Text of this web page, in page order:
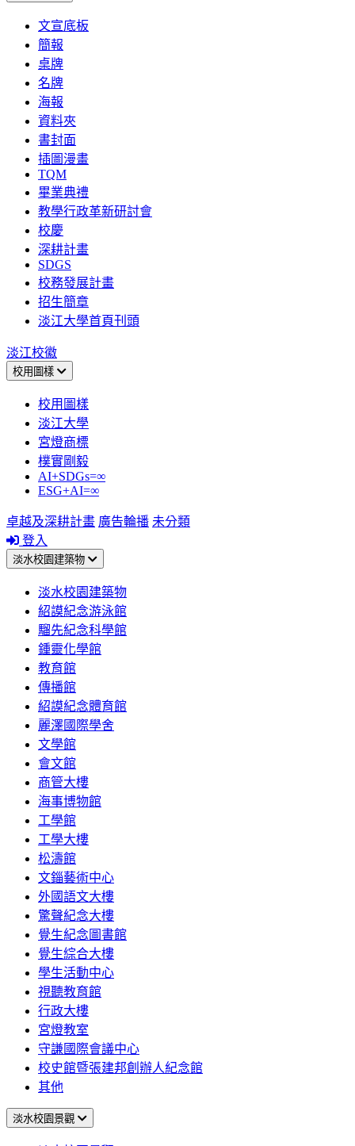
文宣底板
簡報
桌牌
名牌
海報
資料夾
書封面
插圖漫畫
TQM
畢業典禮
教學行政革新研討會
校慶
深耕計畫
SDGS
校務發展計畫
招生簡章
淡江大學首頁刊頭
淡江校徽
校用圖樣
校用圖樣
淡江大學
宮燈商標
樸實剛毅
AI+SDGs=∞
ESG+AI=∞
卓越及深耕計畫 廣告輪播 未分類
登入
淡水校園建築物
淡水校園建築物
紹謨紀念游泳館
騮先紀念科學館
鍾靈化學館
教育館
傳播館
紹謨紀念體育館
麗澤國際學舍
文學館
會文館
商管大樓
海事博物館
工學館
工學大樓
松濤館
文錙藝術中心
外國語文大樓
驚聲紀念大樓
覺生紀念圖書館
覺生綜合大樓
學生活動中心
視聽教育館
行政大樓
宮燈教室
守謙國際會議中心
校史館暨張建邦創辦人紀念館
其他
淡水校園景觀